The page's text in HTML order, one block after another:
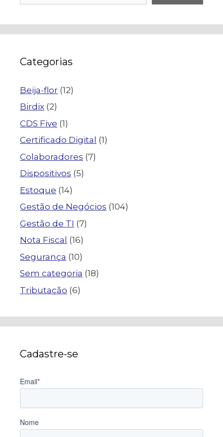
Categorias
Beija-flor (12)
Birdix (2)
CDS Five (1)
Certificado Digital (1)
Colaboradores (7)
Dispositivos (5)
Estoque (14)
Gestão de Negócios (104)
Gestão de TI (7)
Nota Fiscal (16)
Segurança (10)
Sem categoria (18)
Tributação (6)
Cadastre-se